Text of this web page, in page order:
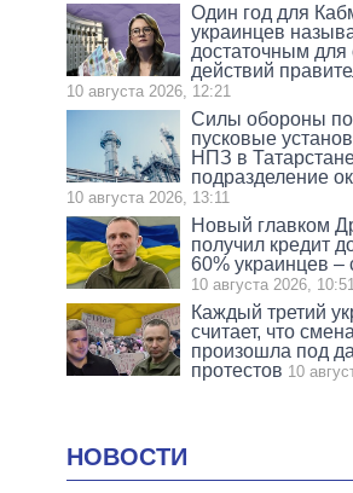
Один год для
украинцев
достаточным для
действий
10 августа 2026, 12:21
Силы обороны
пусковые
НПЗ в
подразделение
10 августа 2026, 13:11
Новый главком
получил кредит
60% украинцев –
10 августа 2026, 10:51
Каждый третий
считает, что
произошла под
протестов 10
НОВОСТИ